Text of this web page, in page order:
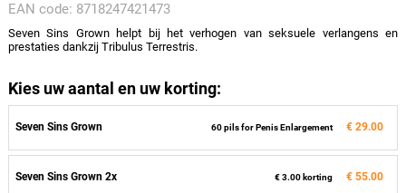
EAN code: 8718247421473
Seven Sins Grown helpt bij het verhogen van seksuele verlangens en
prestaties dankzij Tribulus Terrestris.
Kies uw aantal en uw korting:
Seven Sins Grown 60 pils for Penis Enlargement € 29.00
Seven Sins Grown 2x € 3.00 korting € 55.00